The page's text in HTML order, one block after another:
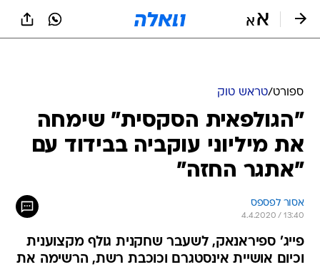
ספורט/טראש טוק
"הגולפאית הסקסית" שימחה
את מיליוני עוקביה בבידוד עם
"אתגר החזה"
אסור לפספס
4.4.2020 / 13:40
פייג' ספיראנאק, לשעבר שחקנית גולף מקצוענית
וכיום אושיית אינסטגרם וכוכבת רשת, הרשימה את